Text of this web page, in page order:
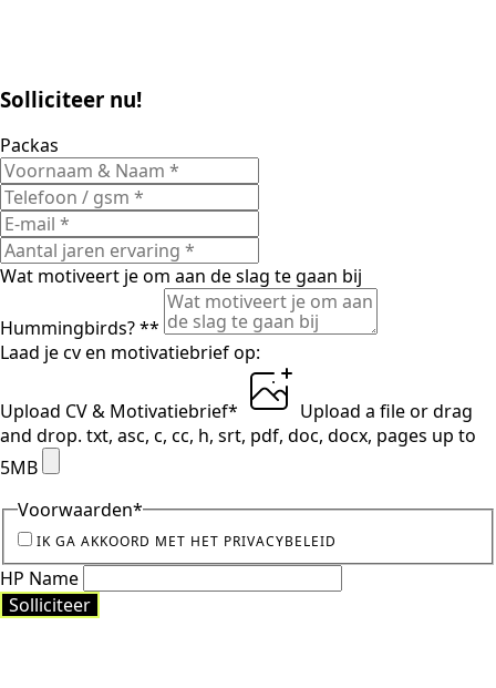
Solliciteer nu!
Packas
Wat motiveert je om aan de slag te gaan bij
Hummingbirds? **
Laad je cv en motivatiebrief op:
Upload CV & Motivatiebrief* Upload a fileor drag
and drop. txt, asc, c, cc, h, srt, pdf, doc, docx, pages up to
5MB
Voorwaarden*
IK GA AKKOORD MET HET PRIVACYBELEID
HP Name
Solliciteer